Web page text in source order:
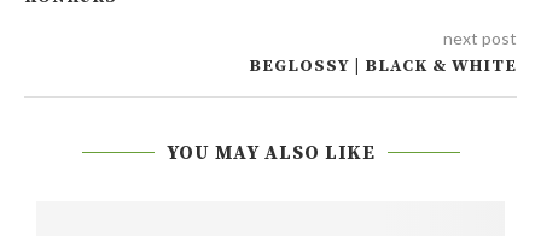
next post
BEGLOSSY | BLACK & WHITE
YOU MAY ALSO LIKE